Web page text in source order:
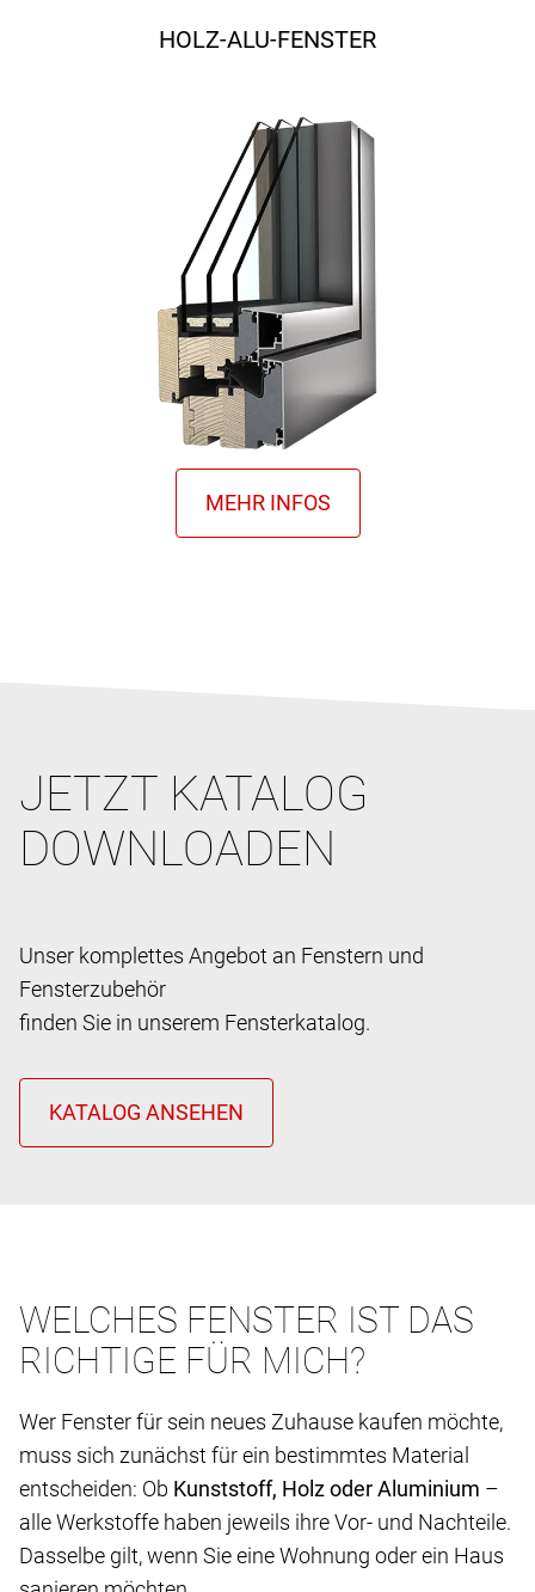
HOLZ-ALU-FENSTER
JETZT KATALOG
DOWNLOADEN
Unser komplettes Angebot an Fenstern und
Fensterzubehör
finden Sie in unserem Fensterkatalog.
WELCHES FENSTER IST DAS
RICHTIGE FÜR MICH?
Wer Fenster für sein neues Zuhause kaufen möchte,
muss sich zunächst für ein bestimmtes Material
entscheiden: Ob Kunststoff, Holz oder Aluminium –
alle Werkstoffe haben jeweils ihre Vor- und Nachteile.
Dasselbe gilt, wenn Sie eine Wohnung oder ein Haus